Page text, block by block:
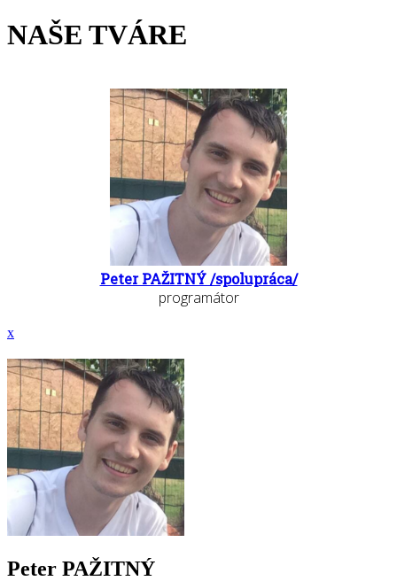
NAŠE TVÁRE
Peter PAŽITNÝ /spolupráca/
programátor
x
Peter PAŽITNÝ